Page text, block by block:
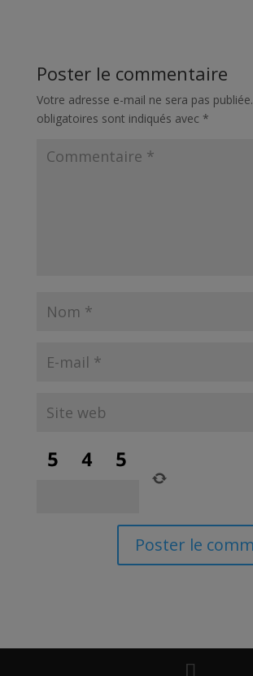
Poster le commentaire
Votre adresse e-mail ne sera pas publiée.
obligatoires sont indiqués avec *